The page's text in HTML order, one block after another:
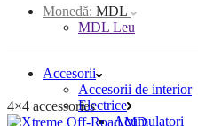
Monedă: MDL
MDL Leu
Accesorii
Accesorii de interior
Electrice
Acumulatori
4×4 accessories